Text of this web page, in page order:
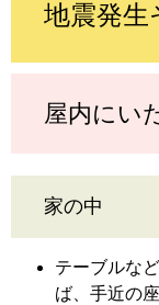
地震発生
屋内にい
家の中
テーブルな
ば、手近の